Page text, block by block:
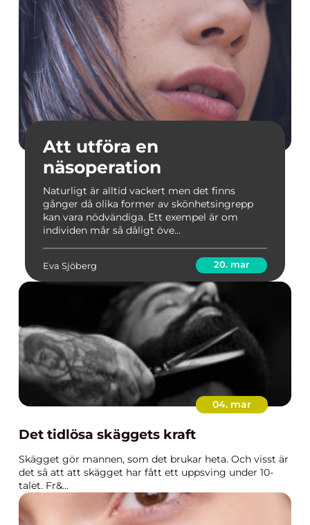
Att utföra en
näsoperation
Naturligt är alltid vackert men det finns
gånger då olika former av skönhetsingrepp
kan vara nödvändiga. Ett exempel är om
individen mår så dåligt öve...
Eva Sjöberg 20. mar
04. mar
Det tidlösa skäggets kraft
Skägget gör mannen, som det brukar heta. Och visst är
det så att att skägget har fått ett uppsving under 10-
talet. Fr&...